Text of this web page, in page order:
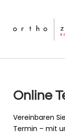
Online
Vereinbaren
Termin – mit